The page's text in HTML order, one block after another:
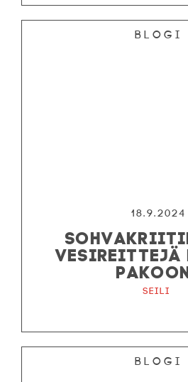
Blogi
18.9.2024
Seili
Blogi